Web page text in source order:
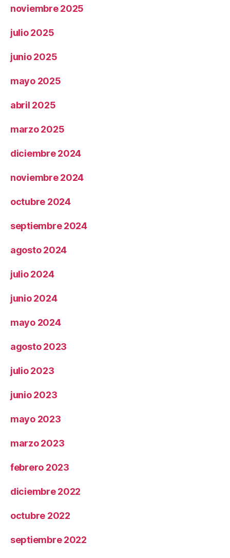
noviembre 2025
julio 2025
junio 2025
mayo 2025
abril 2025
marzo 2025
diciembre 2024
noviembre 2024
octubre 2024
septiembre 2024
agosto 2024
julio 2024
junio 2024
mayo 2024
agosto 2023
julio 2023
junio 2023
mayo 2023
marzo 2023
febrero 2023
diciembre 2022
octubre 2022
septiembre 2022